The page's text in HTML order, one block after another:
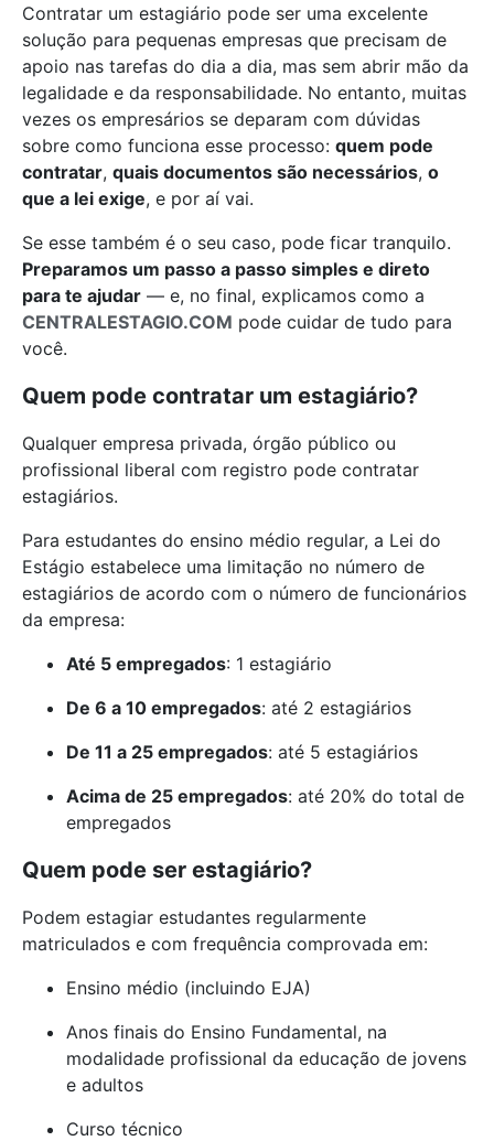
Contratar um estagiário pode ser uma excelente
solução para pequenas empresas que precisam de
apoio nas tarefas do dia a dia, mas sem abrir mão da
legalidade e da responsabilidade. No entanto, muitas
vezes os empresários se deparam com dúvidas
sobre como funciona esse processo: quem pode
contratar, quais documentos são necessários, o
que a lei exige, e por aí vai.
Se esse também é o seu caso, pode ficar tranquilo.
Preparamos um passo a passo simples e direto
para te ajudar — e, no final, explicamos como a
CENTRALESTAGIO.COM pode cuidar de tudo para
você.
Quem pode contratar um estagiário?
Qualquer empresa privada, órgão público ou
profissional liberal com registro pode contratar
estagiários.
Para estudantes do ensino médio regular, a Lei do
Estágio estabelece uma limitação no número de
estagiários de acordo com o número de funcionários
da empresa:
Até 5 empregados: 1 estagiário
De 6 a 10 empregados: até 2 estagiários
De 11 a 25 empregados: até 5 estagiários
Acima de 25 empregados: até 20% do total de
empregados
Quem pode ser estagiário?
Podem estagiar estudantes regularmente
matriculados e com frequência comprovada em:
Ensino médio (incluindo EJA)
Anos finais do Ensino Fundamental, na
modalidade profissional da educação de jovens
e adultos
Curso técnico